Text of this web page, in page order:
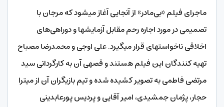
ماجرای فیلم «بی‌مادر» از آنجایی آغاز می­شود که مرجان با
تصمیمی در مورد اجاره رحم مقابل آزمایش­ها و دوراهی‌های
اخلاقی ناخواسته­ای قرار می­گیرد. علی اوجی و محمدرضا مصباح
تهیه کنندگان این فیلم هستند و قصه­ی آن به کارگردانی سید
مرتضی فاطمی به تصویر کشیده شده و تیم بازیگران آن از میترا
حجار، پژمان جمشیدی، امیر آقایی و پردیس پورعابدینی